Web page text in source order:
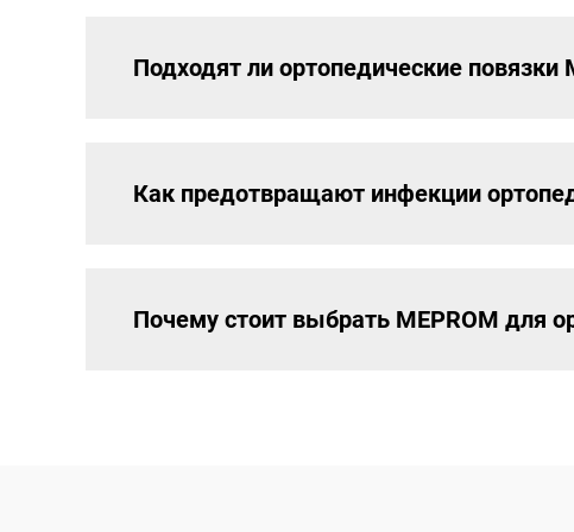
Подходят ли ортопедические повязки
Как предотвращают инфекции
Почему стоит выбрать MEPROM для